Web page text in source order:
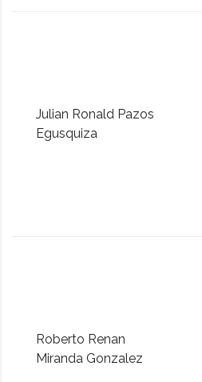
Julian Ronald Pazos
Egusquiza
Roberto Renan
Miranda Gonzalez